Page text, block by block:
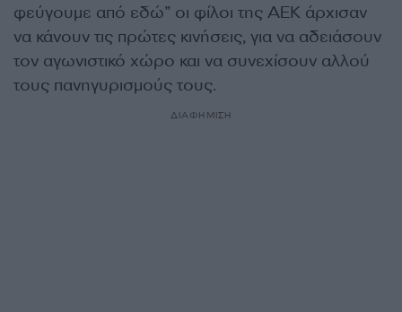
φεύγουμε από εδώ” οι φίλοι της ΑΕΚ άρχισαν
να κάνουν τις πρώτες κινήσεις, για να αδειάσουν
τον αγωνιστικό χώρο και να συνεχίσουν αλλού
τους πανηγυρισμούς τους.
ΔΙΑΦΗΜΙΣΗ